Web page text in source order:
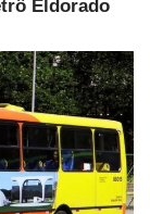
Eldorado